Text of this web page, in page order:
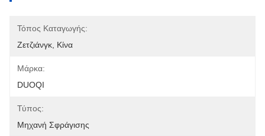
Τόπος Καταγωγής:
Ζετζιάνγκ, Κίνα
Μάρκα:
DUOQI
Τύπος:
Μηχανή Σφράγισης